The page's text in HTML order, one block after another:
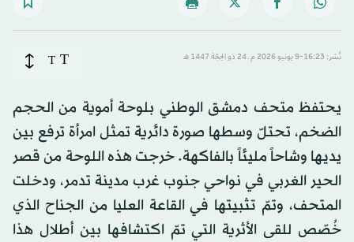
نُشر: 16:23-9 يونيو 2026 م ـ 24 ذو الحِجّة 1447 هـ T
T
يحتفظ متحف دمشق الوطني بلوحة أموية من الحجم
الضخم، تحتلّ وسطها صورة دائرية تمثل امرأة ترفع بين
يديها وشاحاً مليئاً بالفاكهة. خرجت هذه اللوحة من قصر
الحير الغربي في نواحي جنوب غرب مدينة تدمر، ودخلت
المتحف، وتمّ تثبيتها في القاعة العليا من الجناح الذي
خُصّص للقى الأثرية التي تمّ اكتشافها بين أطلال هذا